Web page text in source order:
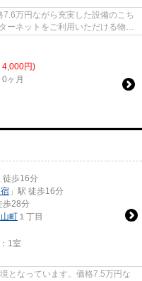
万円ながら充実した設備のこち
ーネットをご利用いただける物件
4,000円)
ヶ月
徒歩16分
」駅 徒歩16分
歩28分
町 １丁目
1室
となっています。価格7.5万円な